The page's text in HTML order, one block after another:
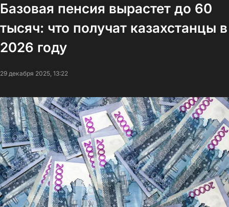
Базовая пенсия вырастет до 60
тысяч: что получат казахстанцы в
2026 году
29 декабря 2025, 13:22